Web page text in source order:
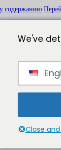
содержанию
We've
Close